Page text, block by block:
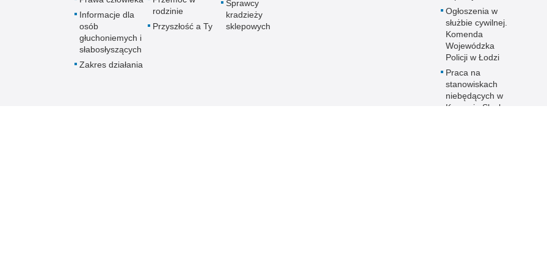
Informacje dla
osób
głuchoniemych i
słabosłyszących
Zakres działania
rodzinie
Przyszłość a Ty
Sprawcy
kradzieży
sklepowych
Ogłoszenia w
służbie cywilnej.
Komenda
Wojewódzka
Policji w Łodzi
Praca na
stanowiskach
niebędących w
Korpusie Słuzby